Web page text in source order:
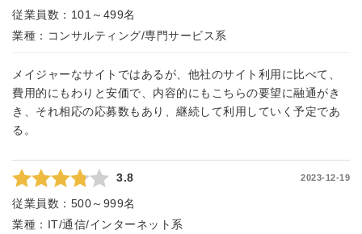
従業員数： 101～499名
業種： コンサルティング/専門サービス系
メイジャーなサイトではあるが、他社のサイト利用に比べて、
費用的にもわりと安価で、内容的にもこちらの要望に融通がき
き、それ相応の応募数もあり、継続して利用していく予定であ
る。
3.8
従業員数： 500～999名
業種： IT/通信/インターネット系
2023-12-19